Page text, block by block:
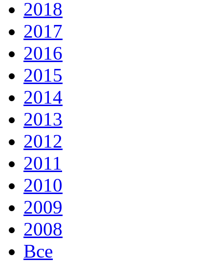
2018
2017
2016
2015
2014
2013
2012
2011
2010
2009
2008
Все